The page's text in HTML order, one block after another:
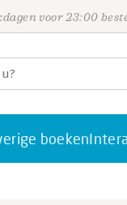
voor 23:00
boeken